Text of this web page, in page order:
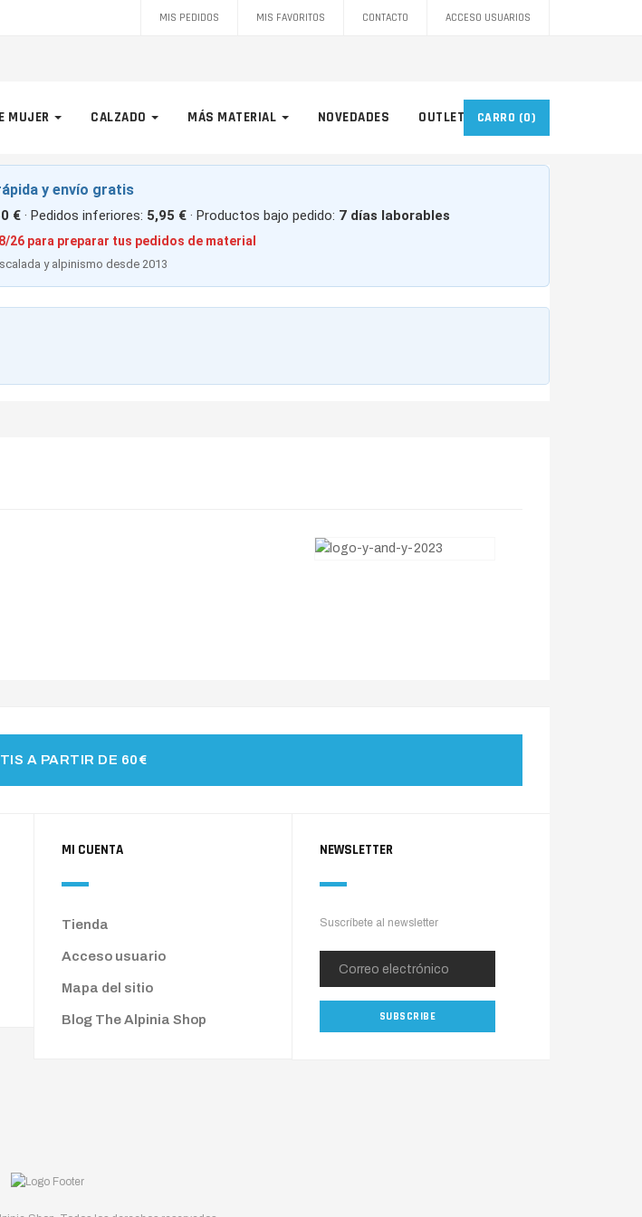
MIS PEDIDOS MIS FAVORITOS CONTACTO ACCESO USUARIOS
MUJER CALZADO MÁS MATERIAL NOVEDADES OUTLET CARRO (0)
y envío gratis
€· Pedidos inferiores: 5,95 €· Productos bajo pedido: 7 días laborables
26 para preparar tus pedidos de material
y alpinismo desde 2013
A PARTIR DE 60€
MI CUENTA
Tienda
Acceso usuario
Mapa del sitio
Blog The Alpinia Shop
NEWSLETTER
Suscríbete al newsletter